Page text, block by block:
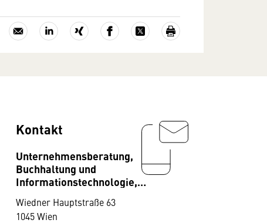
Kontakt
Unternehmensberatung,
Buchhaltung und
Informationstechnologie,
Wiedner Hauptstraße 63
1045 Wien